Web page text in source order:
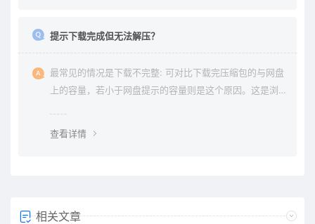
提示下载完成但无法解压？
最常见的情况是下载不完整: 可对比下载完压缩包的与网盘
上的容量，若小于网盘提示的容量则是这个原因。这是浏
查看详情
相关文章